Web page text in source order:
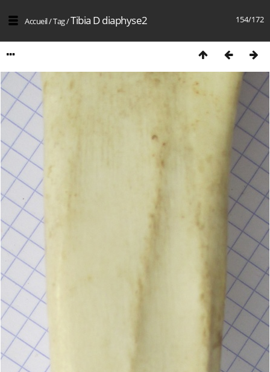
154/172
Accueil/Tag/Tibia D diaphyse2